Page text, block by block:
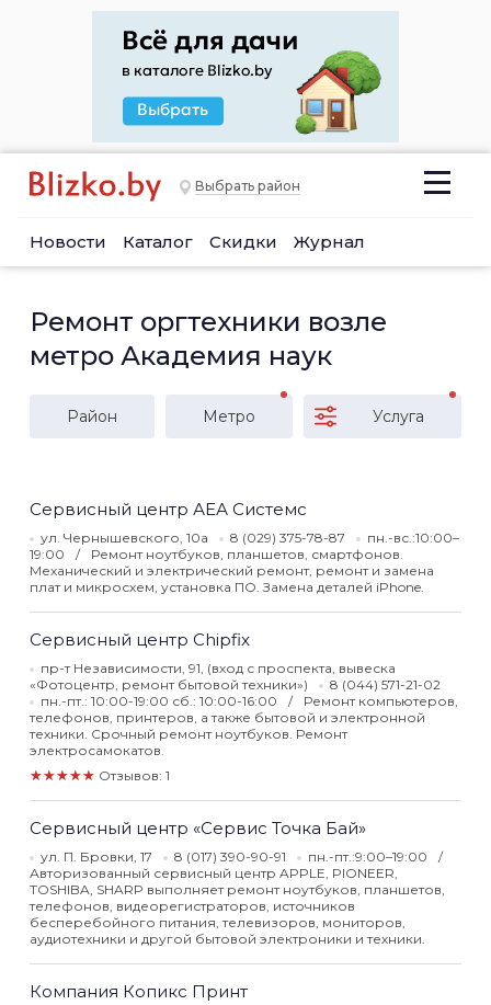
Выбрать район
Новости Каталог Скидки Журнал
Ремонт оргтехники возле
метро Академия наук
Район Метро Услуга
Сервисный центр АЕА Системс
ул. Чернышевского, 10а 8 (029) 375-78-87
пн.-вс.:10:00–
19:00
Ремонт ноутбуков, планшетов, смартфонов.
Механический и электрический ремонт, ремонт и замена
плат и микросхем, установка ПО. Замена деталей iPhone.
Сервисный центр Chipfix
пр-т Независимости, 91, (вход с проспекта, вывеска
«Фотоцентр, ремонт бытовой техники»)
8 (044) 571-21-02
пн.-пт.: 10:00-19:00 сб.: 10:00-16:00
Ремонт компьютеров,
телефонов, принтеров, а также бытовой и электронной
техники. Срочный ремонт ноутбуков. Ремонт
электросамокатов.
★★★★★ Отзывов: 1
Сервисный центр «Сервис Точка Бай»
ул. П. Бровки, 17 8 (017) 390-90-91
пн.-пт.:9:00–19:00
Авторизованный сервисный центр APPLE, PIONEER,
TOSHIBA, SHARP выполняет ремонт ноутбуков, планшетов,
телефонов, видеорегистраторов, источников
бесперебойного питания, телевизоров, мониторов,
аудиотехники и другой бытовой электроники и техники.
Компания Копикс Принт